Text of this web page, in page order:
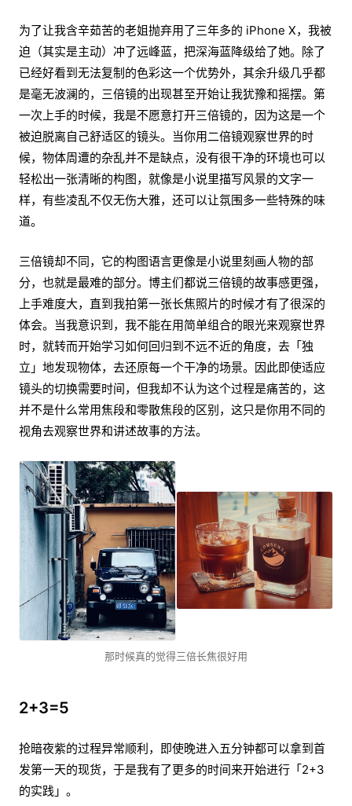
为了让我含辛茹苦的老姐抛弃用了三年多的 iPhone X，我被
迫（其实是主动）冲了远峰蓝，把深海蓝降级给了她。除了
已经好看到无法复制的色彩这一个优势外，其余升级几乎都
是毫无波澜的，三倍镜的出现甚至开始让我犹豫和摇摆。第
一次上手的时候，我是不愿意打开三倍镜的，因为这是一个
被迫脱离自己舒适区的镜头。当你用二倍镜观察世界的时
候，物体周遭的杂乱并不是缺点，没有很干净的环境也可以
轻松出一张清晰的构图，就像是小说里描写风景的文字一
样，有些凌乱不仅无伤大雅，还可以让氛围多一些特殊的味
道。
三倍镜却不同，它的构图语言更像是小说里刻画人物的部
分，也就是最难的部分。博主们都说三倍镜的故事感更强，
上手难度大，直到我拍第一张长焦照片的时候才有了很深的
体会。当我意识到，我不能在用简单组合的眼光来观察世界
时，就转而开始学习如何回归到不远不近的角度，去「独
立」地发现物体，去还原每一个干净的场景。因此即使适应
镜头的切换需要时间，但我却不认为这个过程是痛苦的，这
并不是什么常用焦段和零散焦段的区别，这只是你用不同的
视角去观察世界和讲述故事的方法。
那时候真的觉得三倍长焦很好用
2+3=5
抢暗夜紫的过程异常顺利，即使晚进入五分钟都可以拿到首
发第一天的现货，于是我有了更多的时间来开始进行「2+3
的实践」。